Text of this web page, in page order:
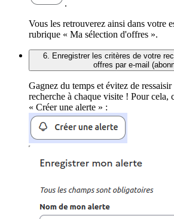
.
Vous les retrouverez ainsi dans votre
rubrique « Ma sélection d'offres ».
6. Enregistrer les critères de votre
offres par e-mail
Gagnez du temps et évitez de
recherche à chaque visite ! Pour cela,
« Créer une alerte » :